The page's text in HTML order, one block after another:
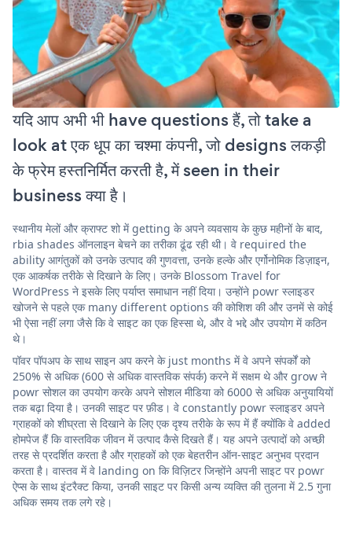
यदि आप अभी भी have questions हैं, तो take a
look at एक धूप का चश्मा कंपनी, जो designs लकड़ी
के फ्रेम हस्तनिर्मित करती है, में seen in their
business क्या है।
स्थानीय मेलों और क्राफ्ट शो में getting के अपने व्यवसाय के कुछ महीनों के बाद,
rbia shades ऑनलाइन बेचने का तरीका ढूंढ रही थी। वे required the
ability आगंतुकों को उनके उत्पाद की गुणवत्ता, उनके हल्के और एर्गोनोमिक डिज़ाइन,
एक आकर्षक तरीके से दिखाने के लिए। उनके Blossom Travel for
WordPress ने इसके लिए पर्याप्त समाधान नहीं दिया। उन्होंने powr स्लाइडर
खोजने से पहले एक many different options की कोशिश की और उनमें से कोई
भी ऐसा नहीं लगा जैसे कि वे साइट का एक हिस्सा थे, और वे भद्दे और उपयोग में कठिन
थे।
पॉवर पॉपअप के साथ साइन अप करने के just months में वे अपने संपर्कों को
250% से अधिक (600 से अधिक वास्तविक संपर्क) करने में सक्षम थे और grow ने
powr सोशल का उपयोग करके अपने सोशल मीडिया को 6000 से अधिक अनुयायियों
तक बढ़ा दिया है। उनकी साइट पर फ़ीड। वे constantly powr स्लाइडर अपने
ग्राहकों को शीघ्रता से दिखाने के लिए एक दृश्य तरीके के रूप में हैं क्योंकि वे added
होमपेज हैं कि वास्तविक जीवन में उत्पाद कैसे दिखते हैं। यह अपने उत्पादों को अच्छी
तरह से प्रदर्शित करता है और ग्राहकों को एक बेहतरीन ऑन-साइट अनुभव प्रदान
करता है। वास्तव में वे landing on कि विज़िटर जिन्होंने अपनी साइट पर powr
ऐप्स के साथ इंटरैक्ट किया, उनकी साइट पर किसी अन्य व्यक्ति की तुलना में 2.5 गुना
अधिक समय तक लगे रहे।